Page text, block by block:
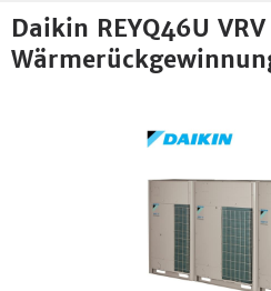
Daikin REYQ46U